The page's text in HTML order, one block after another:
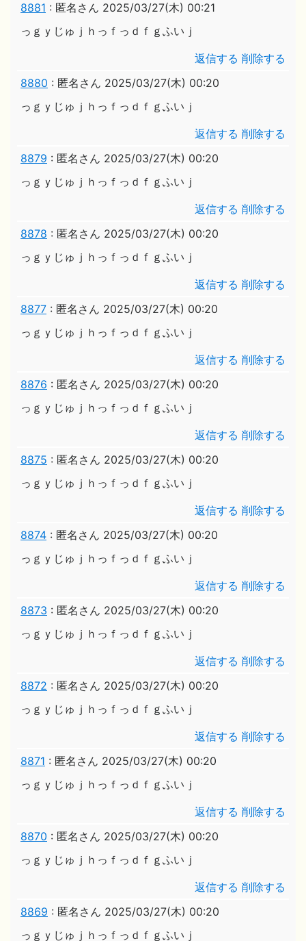
8881 : 匿名さん 2025/03/27(木) 00:21
っｇｙじゅｊｈっｆっｄｆｇふいｊ
返信する 削除する
8880 : 匿名さん 2025/03/27(木) 00:20
っｇｙじゅｊｈっｆっｄｆｇふいｊ
返信する 削除する
8879 : 匿名さん 2025/03/27(木) 00:20
っｇｙじゅｊｈっｆっｄｆｇふいｊ
返信する 削除する
8878 : 匿名さん 2025/03/27(木) 00:20
っｇｙじゅｊｈっｆっｄｆｇふいｊ
返信する 削除する
8877 : 匿名さん 2025/03/27(木) 00:20
っｇｙじゅｊｈっｆっｄｆｇふいｊ
返信する 削除する
8876 : 匿名さん 2025/03/27(木) 00:20
っｇｙじゅｊｈっｆっｄｆｇふいｊ
返信する 削除する
8875 : 匿名さん 2025/03/27(木) 00:20
っｇｙじゅｊｈっｆっｄｆｇふいｊ
返信する 削除する
8874 : 匿名さん 2025/03/27(木) 00:20
っｇｙじゅｊｈっｆっｄｆｇふいｊ
返信する 削除する
8873 : 匿名さん 2025/03/27(木) 00:20
っｇｙじゅｊｈっｆっｄｆｇふいｊ
返信する 削除する
8872 : 匿名さん 2025/03/27(木) 00:20
っｇｙじゅｊｈっｆっｄｆｇふいｊ
返信する 削除する
8871 : 匿名さん 2025/03/27(木) 00:20
っｇｙじゅｊｈっｆっｄｆｇふいｊ
返信する 削除する
8870 : 匿名さん 2025/03/27(木) 00:20
っｇｙじゅｊｈっｆっｄｆｇふいｊ
返信する 削除する
8869 : 匿名さん 2025/03/27(木) 00:20
っｇｙじゅｊｈっｆっｄｆｇふいｊ